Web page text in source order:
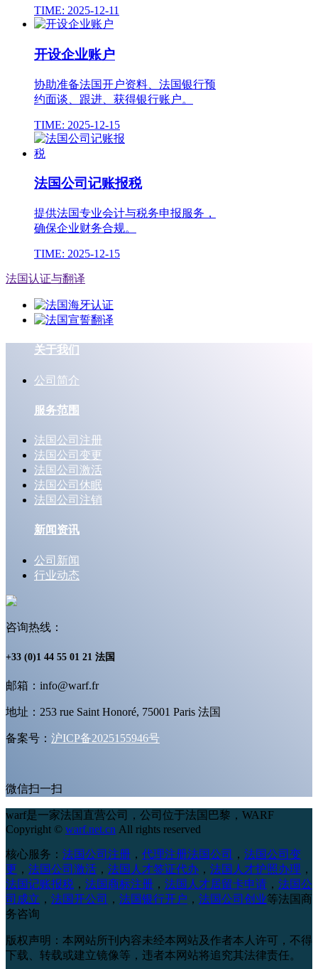
TIME: 2025-12-11
开设企业账户
协助准备法国开户资料、法国银行预
约面谈、跟进、获得银行账户。
TIME: 2025-12-15
法国公司记账报税
提供法国专业会计与税务申报服务，
确保企业财务合规。
TIME: 2025-12-15
法国认证与翻译
关于我们
公司简介
服务范围
法国公司注册
法国公司变更
法国公司激活
法国公司休眠
法国公司注销
新闻资讯
公司新闻
行业动态
咨询热线：
+33 (0)1 44 55 01 21 法国
邮箱：info@warf.fr
地址：253 rue Saint Honoré, 75001 Paris 法国
备案号： 沪ICP备2025155946号
微信扫一扫
warf是一家法国直营公司，公司位于法国巴黎， WARF
Copyright © warf.net.cn All rights reserved
核心服务： 法国公司注册 ， 代理注册法国公司 ， 法国公司变
更 ， 法国公司激活 ， 法国人才签证代办 ， 法国人才护照办理 ，
法国记账报税 ， 法国商标注册 ， 法国人才居留卡申请 ， 法国公
司成立 ， 法国开公司 ， 法国银行开户 ， 法国公司创业等法国商
务咨询
版权声明：本网站所刊内容未经本网站及作者本人许可，不得
下载、转载或建立镜像等，违者本网站将追究其法律责任。